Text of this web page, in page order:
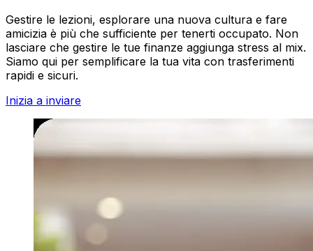
Gestire le lezioni, esplorare una nuova cultura e fare
amicizia è più che sufficiente per tenerti occupato. Non
lasciare che gestire le tue finanze aggiunga stress al mix.
Siamo qui per semplificare la tua vita con trasferimenti
rapidi e sicuri.
Inizia a inviare